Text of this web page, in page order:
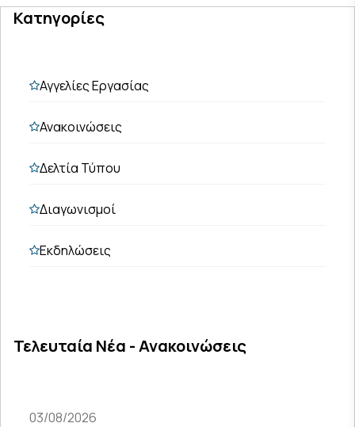
Κατηγορίες
Αγγελίες Εργασίας
Ανακοινώσεις
Δελτία Τύπου
Διαγωνισμοί
Εκδηλώσεις
Τελευταία Νέα - Ανακοινώσεις
03/08/2026